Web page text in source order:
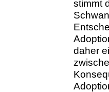
stimmt
daher